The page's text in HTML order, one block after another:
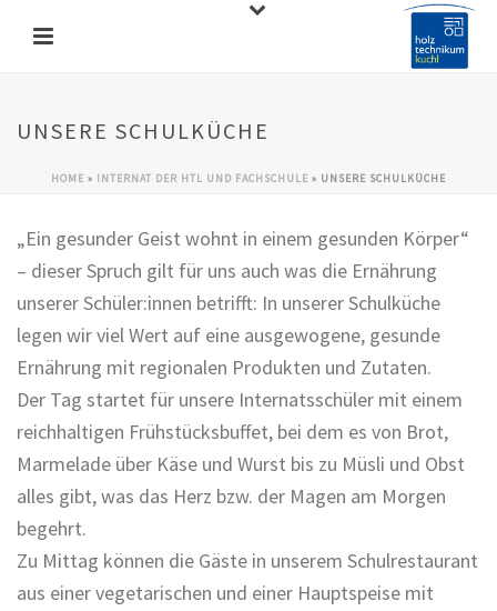
UNSERE SCHULKÜCHE
HOME » INTERNAT DER HTL UND FACHSCHULE » UNSERE SCHULKÜCHE
„Ein gesunder Geist wohnt in einem gesunden Körper“
– dieser Spruch gilt für uns auch was die Ernährung
unserer Schüler:innen betrifft: In unserer Schulküche
legen wir viel Wert auf eine ausgewogene, gesunde
Ernährung mit regionalen Produkten und Zutaten.
Der Tag startet für unsere Internatsschüler mit einem
reichhaltigen Frühstücksbuffet, bei dem es von Brot,
Marmelade über Käse und Wurst bis zu Müsli und Obst
alles gibt, was das Herz bzw. der Magen am Morgen
begehrt.
Zu Mittag können die Gäste in unserem Schulrestaurant
aus einer vegetarischen und einer Hauptspeise mit